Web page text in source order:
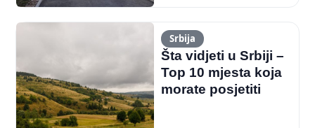
Srbija
Šta vidjeti u Srbiji –
Top 10 mjesta koja
morate posjetiti